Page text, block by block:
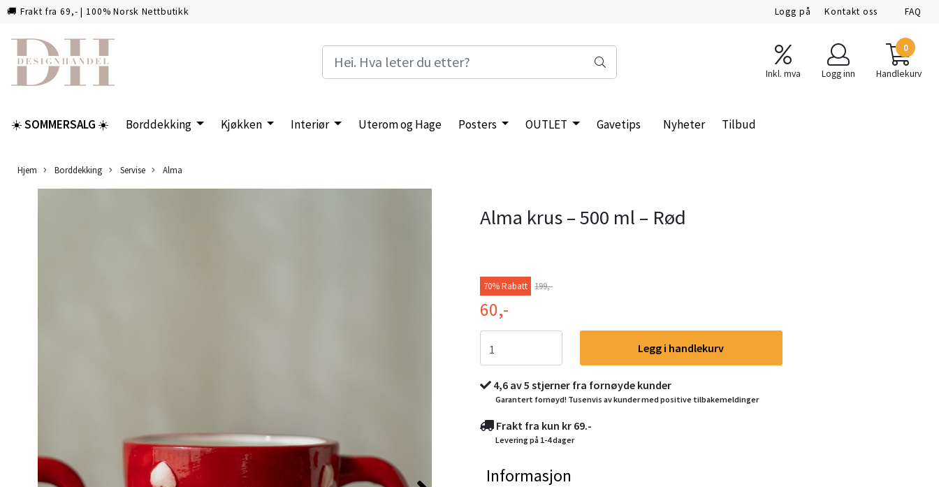
🚚 Frakt fra 69,- | 100% Norsk Nettbutikk Logg på Kontakt oss FAQ
Inkl. mva Logg inn
0
Handlekurv
☀️SOMMERSALG☀️ Borddekking Kjøkken Interiør Uterom og Hage Posters OUTLET Gavetips Nyheter Tilbud
Hjem Borddekking Servise Alma
Alma krus – 500 ml – Rød
70% Rabatt 199,-
60,-
Legg i handlekurv
4,6 av 5 stjerner fra fornøyde kunder
Garantert fornøyd! Tusenvis av kunder med positive tilbakemeldinger
Frakt fra kun kr 69.-
Levering på 1-4 dager
Informasjon